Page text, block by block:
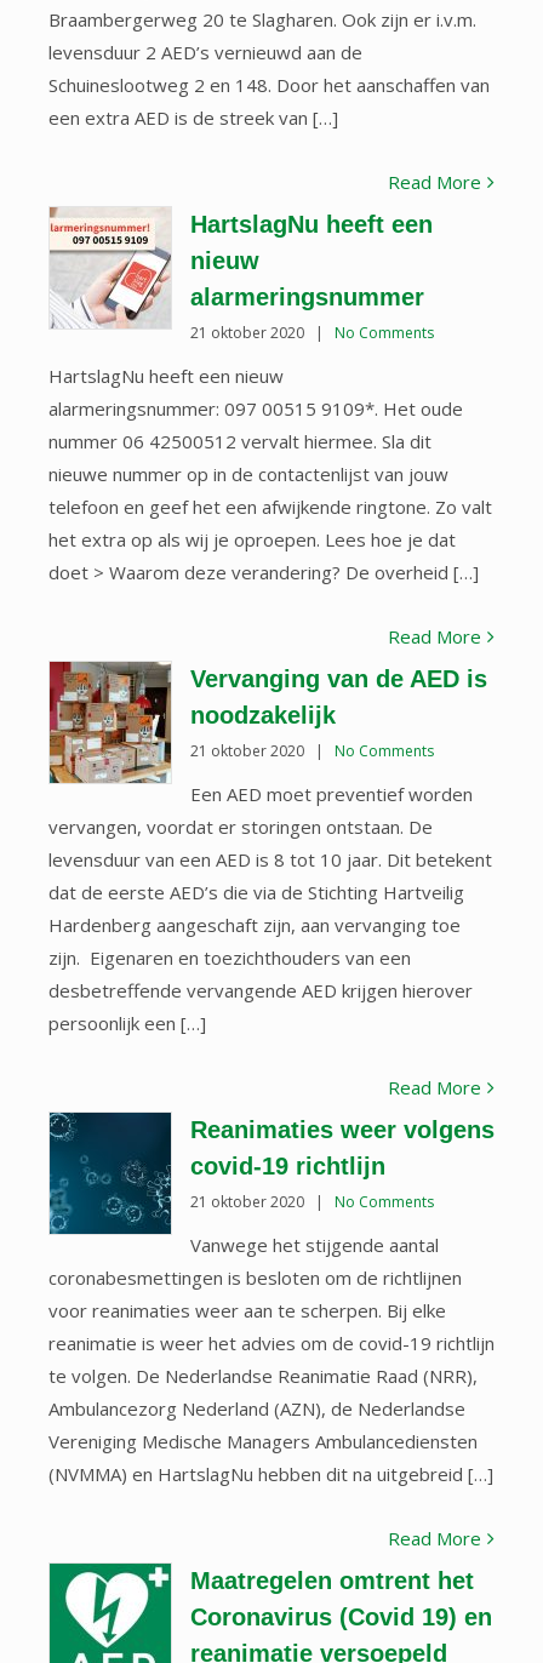
Braambergerweg 20 te Slagharen. Ook zijn er i.v.m.
levensduur 2 AED’s vernieuwd aan de
Schuineslootweg 2 en 148. Door het aanschaffen van
een extra AED is de streek van […]
Read More
HartslagNu heeft een
nieuw
alarmeringsnummer
21 oktober 2020 | No Comments
HartslagNu heeft een nieuw
alarmeringsnummer: 097 00515 9109*. Het oude
nummer 06 42500512 vervalt hiermee. Sla dit
nieuwe nummer op in de contactenlijst van jouw
telefoon en geef het een afwijkende ringtone. Zo valt
het extra op als wij je oproepen. Lees hoe je dat
doet > Waarom deze verandering? De overheid […]
Read More
Vervanging van de AED is
noodzakelijk
21 oktober 2020 | No Comments
Een AED moet preventief worden
vervangen, voordat er storingen ontstaan. De
levensduur van een AED is 8 tot 10 jaar. Dit betekent
dat de eerste AED’s die via de Stichting Hartveilig
Hardenberg aangeschaft zijn, aan vervanging toe
zijn. Eigenaren en toezichthouders van een
desbetreffende vervangende AED krijgen hierover
persoonlijk een […]
Read More
Reanimaties weer volgens
covid-19 richtlijn
21 oktober 2020 | No Comments
Vanwege het stijgende aantal
coronabesmettingen is besloten om de richtlijnen
voor reanimaties weer aan te scherpen. Bij elke
reanimatie is weer het advies om de covid-19 richtlijn
te volgen. De Nederlandse Reanimatie Raad (NRR),
Ambulancezorg Nederland (AZN), de Nederlandse
Vereniging Medische Managers Ambulancediensten
(NVMMA) en HartslagNu hebben dit na uitgebreid […]
Read More
Maatregelen omtrent het
Coronavirus (Covid 19) en
reanimatie versoepeld